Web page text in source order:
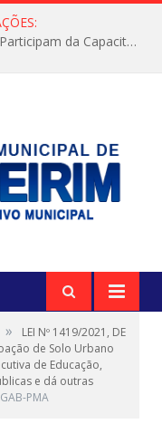
Servidores e Vereadores de Almeirim Participam da Capacitação “Orientar é a Nossa Missão”
»
LEI Nº 1419/2021, DE
de Solo Urbano
de Educação,
e dá outras
PMA